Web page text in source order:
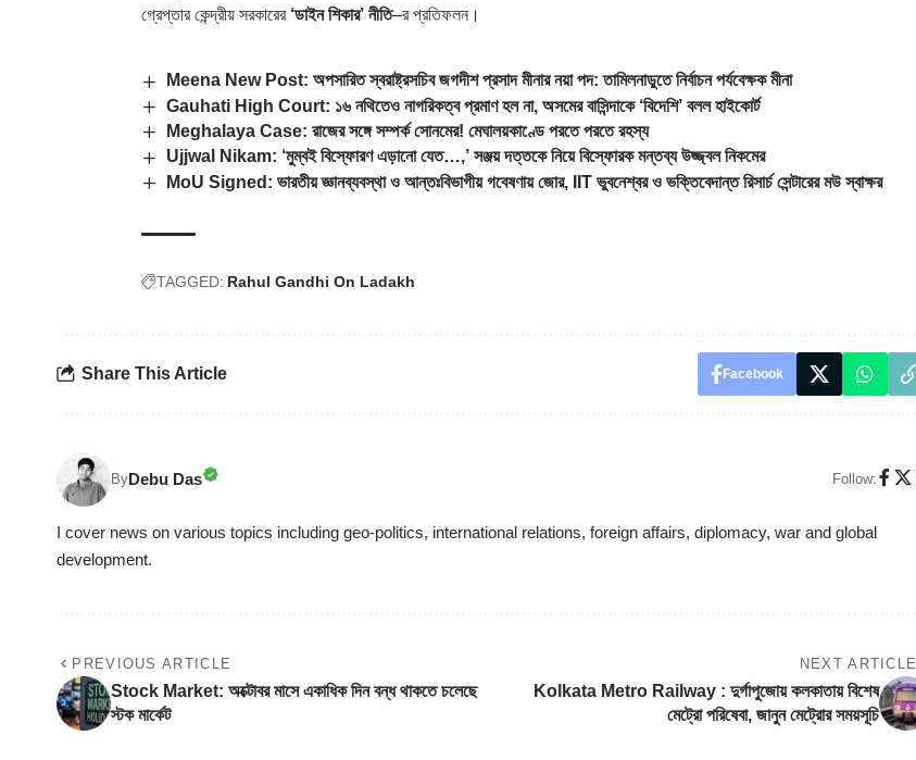
গ্রেপ্তার কেন্দ্রীয় সরকারের ‘ডাইন শিকার’ নীতি–র প্রতিফলন।
Meena New Post: অপসারিত স্বরাষ্ট্রসচিব জগদীশ প্রসাদ মীনার নয়া পদ: তামিলনাড়ুতে নির্বাচন পর্যবেক্ষক মীনা
Gauhati High Court: ১৬ নথিতেও নাগরিকত্ব প্রমাণ হল না, অসমের বাসিন্দাকে ‘বিদেশি’ বলল হাইকোর্ট
Meghalaya Case: রাজের সঙ্গে সম্পর্ক সোনমের! মেঘালয়কাণ্ডে পরতে পরতে রহস্য
Ujjwal Nikam: ‘মুম্বই বিস্ফোরণ এড়ানো যেত…,’ সঞ্জয় দত্তকে নিয়ে বিস্ফোরক মন্তব্য উজ্জ্বল নিকমের
MoU Signed: ভারতীয় জ্ঞানব্যবস্থা ও আন্তঃবিভাগীয় গবেষণায় জোর, IIT ভুবনেশ্বর ও ভক্তিবেদান্ত রিসার্চ সেন্টারের মউ স্বাক্ষর
TAGGED: Rahul Gandhi On Ladakh
Share This Article Facebook
ByDebu Das Follow:
I cover news on various topics including geo-politics, international relations, foreign affairs, diplomacy, war and global
development.
PREVIOUS ARTICLE
Stock Market: অক্টোবর মাসে একাধিক দিন বন্ধ থাকতে চলেছে
স্টক মার্কেট
NEXT ARTICLE
Kolkata Metro Railway : দুর্গাপুজোয় কলকাতায় বিশেষ
মেট্রো পরিষেবা, জানুন মেট্রোর সময়সূচি